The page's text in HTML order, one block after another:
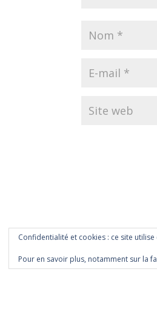
Confidentialité et cookies : ce site
Pour en savoir plus, notamment sur la